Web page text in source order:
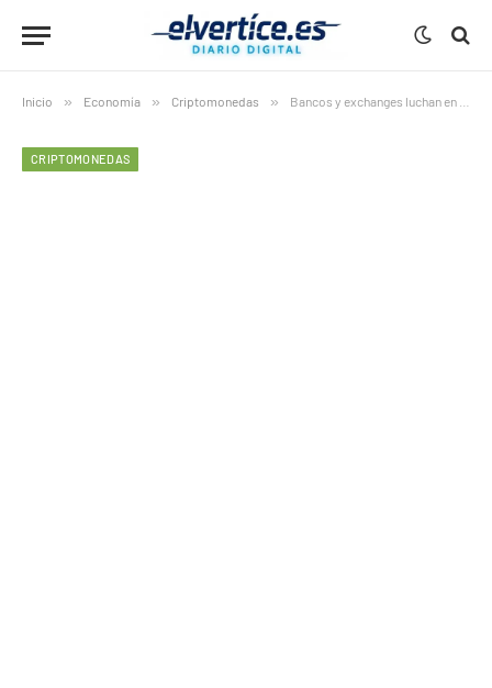
Inicio » Economía » Criptomonedas » Bancos y exchanges luchan en la regulación de criptomonedas
CRIPTOMONEDAS